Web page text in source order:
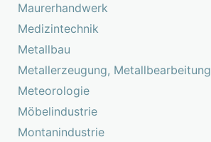
Maurerhandwerk
Medizintechnik
Metallbau
Metallerzeugung, Metallbearbeitung
Meteorologie
Möbelindustrie
Montanindustrie